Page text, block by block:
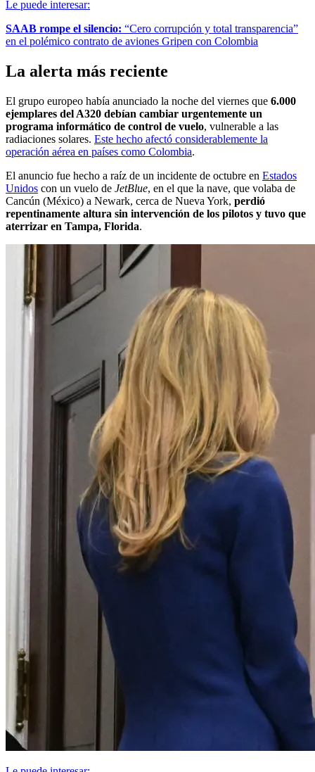
Le puede interesar:
SAAB rompe el silencio: “Cero corrupción y total transparencia”
en el polémico contrato de aviones Gripen con Colombia
La alerta más reciente
El grupo europeo había anunciado la noche del viernes que 6.000
ejemplares del A320 debían cambiar urgentemente un
programa informático de control de vuelo, vulnerable a las
radiaciones solares. Este hecho afectó considerablemente la
operación aérea en países como Colombia.
El anuncio fue hecho a raíz de un incidente de octubre en Estados
Unidos con un vuelo de JetBlue, en el que la nave, que volaba de
Cancún (México) a Newark, cerca de Nueva York, perdió
repentinamente altura sin intervención de los pilotos y tuvo que
aterrizar en Tampa, Florida.